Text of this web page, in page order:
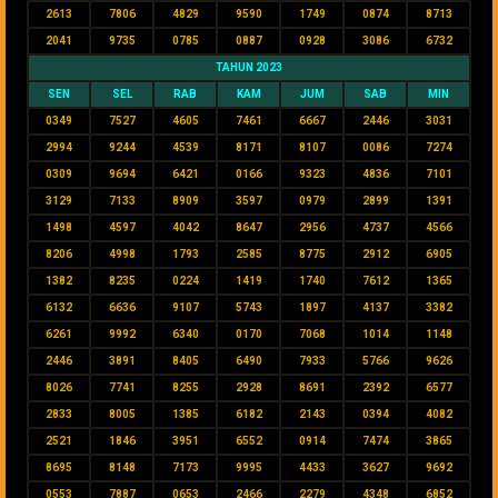
2613 7806 4829 9590 1749 0874 8713
2041 9735 0785 0887 0928 3086 6732
TAHUN 2023
SEN SEL RAB KAM JUM SAB MIN
0349 7527 4605 7461 6667 2446 3031
2994 9244 4539 8171 8107 0086 7274
0309 9694 6421 0166 9323 4836 7101
3129 7133 8909 3597 0979 2899 1391
1498 4597 4042 8647 2956 4737 4566
8206 4998 1793 2585 8775 2912 6905
1382 8235 0224 1419 1740 7612 1365
6132 6636 9107 5743 1897 4137 3382
6261 9992 6340 0170 7068 1014 1148
2446 3891 8405 6490 7933 5766 9626
8026 7741 8255 2928 8691 2392 6577
2833 8005 1385 6182 2143 0394 4082
2521 1846 3951 6552 0914 7474 3865
8695 8148 7173 9995 4433 3627 9692
0553 7887 0653 2466 2279 4348 6852